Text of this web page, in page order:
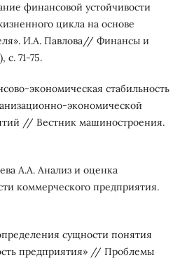
финансовой устойчивости
цикла на основе
И.А. Павлова// Финансы и
с. 71-75.
экономическая стабильность
экономической
// Вестник машиностроения.
А.А. Анализ и оценка
коммерческого предприятия.
сущности понятия
предприятия» // Проблемы